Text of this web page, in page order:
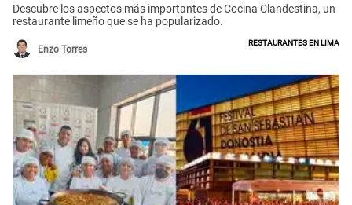
Descubre los aspectos más importantes de Cocina Clandestina, un
restaurante limeño que se ha popularizado.
Enzo Torres
restaurantes en Lima